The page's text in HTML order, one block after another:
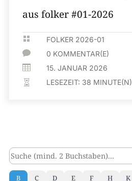
aus folker #01-2026
 FOLKER 2026-01
 0 KOMMENTAR(E)
 15. JANUAR 2026
 LESEZEIT: 38 MINUTE(N)
B C D E F H K